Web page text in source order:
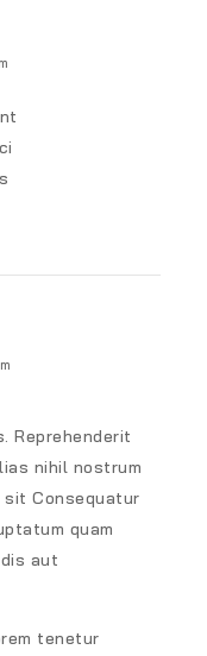
Reprehenderit
nihil nostrum
Consequatur
quam
aut
tenetur